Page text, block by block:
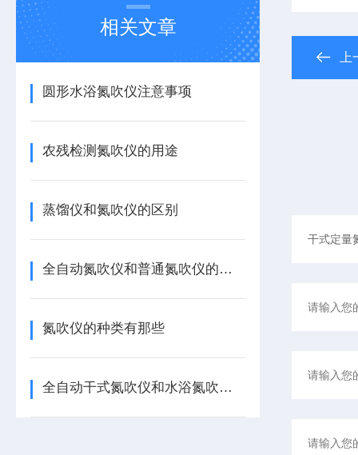
相关文章
圆形水浴氮吹仪注意事项
农残检测氮吹仪的用途
蒸馏仪和氮吹仪的区别
全自动氮吹仪和普通氮吹仪的区别
氮吹仪的种类有那些
全自动干式氮吹仪和水浴氮吹仪的区别